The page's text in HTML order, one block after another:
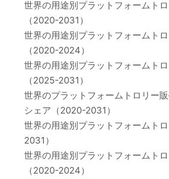
世界の用途別プラットフォームト
（2020-2031）
世界の用途別プラットフォームト
（2020-2024）
世界の用途別プラットフォームト
（2025-2031）
世界のプラットフォームトロリー
シェア（2020-2031）
世界の用途別プラットフォームト
2031）
世界の用途別プラットフォームト
（2020-2024）